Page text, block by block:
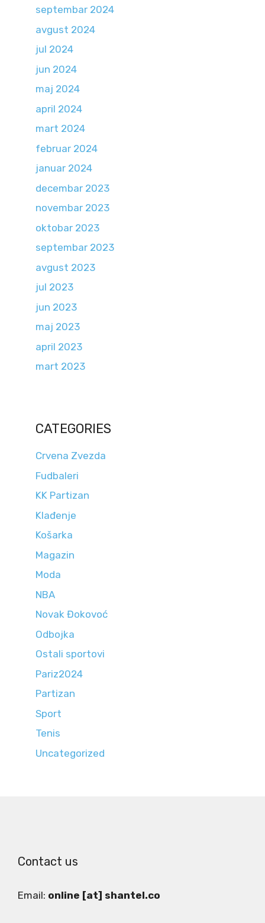
septembar 2024
avgust 2024
jul 2024
jun 2024
maj 2024
april 2024
mart 2024
februar 2024
januar 2024
decembar 2023
novembar 2023
oktobar 2023
septembar 2023
avgust 2023
jul 2023
jun 2023
maj 2023
april 2023
mart 2023
CATEGORIES
Crvena Zvezda
Fudbaleri
KK Partizan
Klađenje
Košarka
Magazin
Moda
NBA
Novak Đokovoć
Odbojka
Ostali sportovi
Pariz2024
Partizan
Sport
Tenis
Uncategorized
Contact us
Email: online [at] shantel.co